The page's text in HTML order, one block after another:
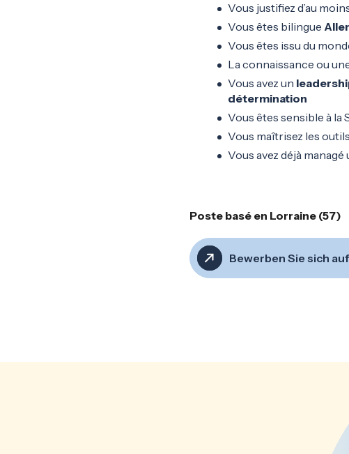
Vous justifiez d’au
Vous êtes bilingue
Vous êtes issu du
La connaissance ou
Vous avez un
détermination
Vous êtes sensible à la
Vous maîtrisez les
Vous avez déjà
Poste basé en Lorraine (57)
Bewerben Sie sich